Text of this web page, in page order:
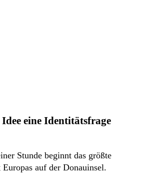
eine Identitätsfrage
Stunde beginnt das größte
auf der Donauinsel.